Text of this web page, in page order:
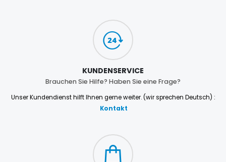
KUNDENSERVICE
Brauchen Sie Hilfe? Haben Sie eine Frage?
Unser Kundendienst hilft Ihnen gerne weiter. (wir sprechen Deutsch) :
Kontakt